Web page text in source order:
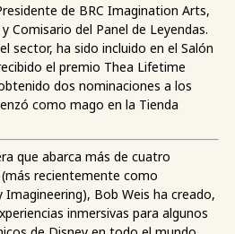
de BRC Imagination Arts,
Comisario del Panel de Leyendas.
sector, ha sido incluido en el Salón
el premio Thea Lifetime
dos nominaciones a los
como mago en la Tienda
que abarca más de cuatro
recientemente como
Bob Weis ha creado,
inmersivas para algunos